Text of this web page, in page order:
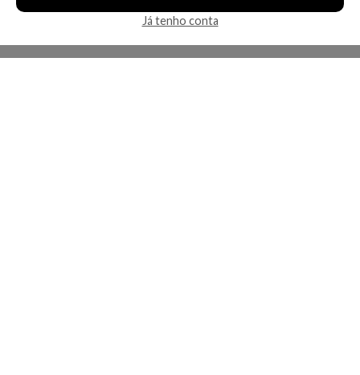
Já tenho conta